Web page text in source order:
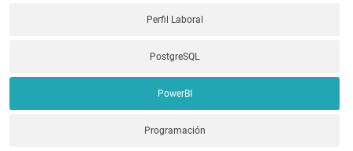
Perfil Laboral
PostgreSQL
PowerBI
Programación